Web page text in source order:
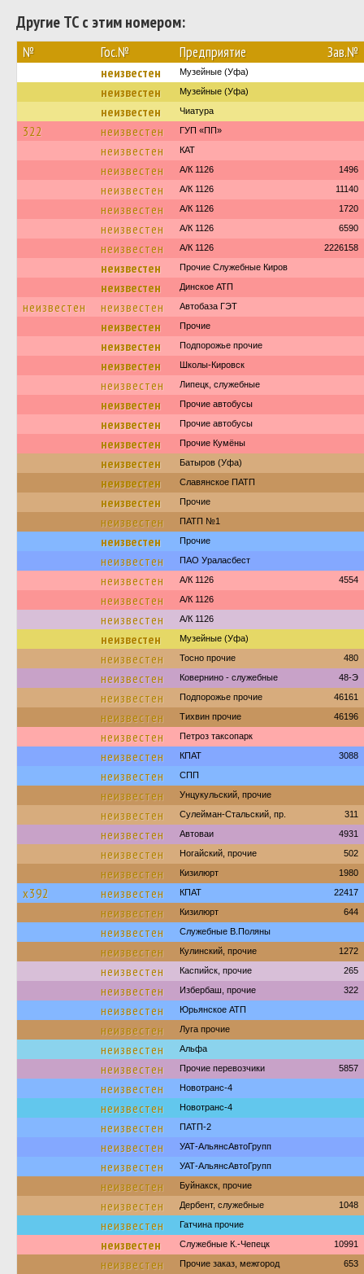
Другие ТС с этим номером:
№ Гос.№ Предприятие Зав.№
неизвестен Музейные (Уфа)
неизвестен Музейные (Уфа)
неизвестен Чиатура
322 неизвестен ГУП «ПП»
неизвестен КАТ
неизвестен А/К 1126 1496
неизвестен А/К 1126 11140
неизвестен А/К 1126 1720
неизвестен А/К 1126 6590
неизвестен А/К 1126 2226158
неизвестен Прочие Служебные Киров
неизвестен Динское АТП
неизвестен неизвестен Автобаза ГЭТ
неизвестен Прочие
неизвестен Подпорожье прочие
неизвестен Школы-Кировск
неизвестен Липецк, служебные
неизвестен Прочие автобусы
неизвестен Прочие автобусы
неизвестен Прочие Кумёны
неизвестен Батыров (Уфа)
неизвестен Славянское ПАТП
неизвестен Прочие
неизвестен ПАТП №1
неизвестен Прочие
неизвестен ПАО Ураласбест
неизвестен А/К 1126 4554
неизвестен А/К 1126
неизвестен А/К 1126
неизвестен Музейные (Уфа)
неизвестен Тосно прочие 480
неизвестен Ковернино - служебные 48-Э
неизвестен Подпорожье прочие 46161
неизвестен Тихвин прочие 46196
неизвестен Петроз таксопарк
неизвестен КПАТ 3088
неизвестен СПП
неизвестен Унцукульский, прочие
неизвестен Сулейман-Стальский, пр. 311
неизвестен Автоваи 4931
неизвестен Ногайский, прочие 502
неизвестен Кизилюрт 1980
х392 неизвестен КПАТ 22417
неизвестен Кизилюрт 644
неизвестен Служебные В.Поляны
неизвестен Кулинский, прочие 1272
неизвестен Каспийск, прочие 265
неизвестен Избербаш, прочие 322
неизвестен Юрьянское АТП
неизвестен Луга прочие
неизвестен Альфа
неизвестен Прочие перевозчики 5857
неизвестен Новотранс-4
неизвестен Новотранс-4
неизвестен ПАТП-2
неизвестен УАТ-АльянсАвтоГрупп
неизвестен УАТ-АльянсАвтоГрупп
неизвестен Буйнакск, прочие
неизвестен Дербент, служебные 1048
неизвестен Гатчина прочие
неизвестен Служебные К.-Чепецк 10991
неизвестен Прочие заказ, межгород 653